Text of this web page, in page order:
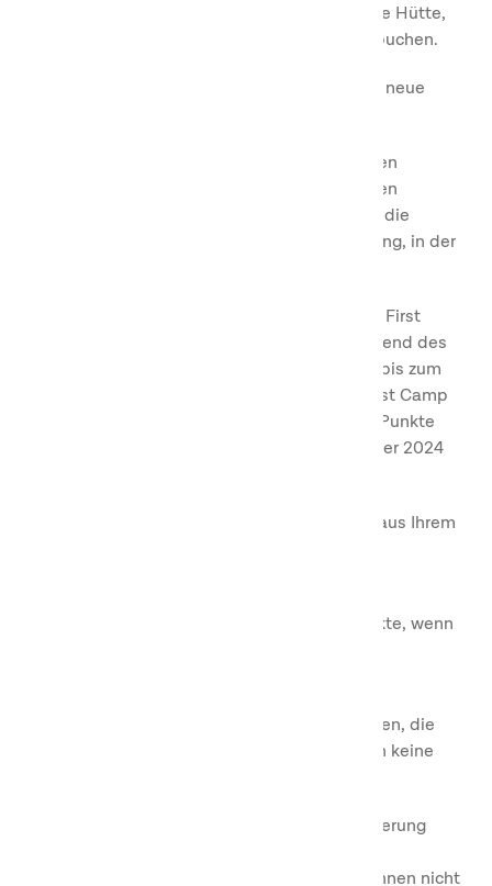
uns buchen, unabhängig davon, ob Sie eine Hütte,
Campingplatz, Hotel, Zelt oder Glamping buchen.
Mit den gesammelten Punkten können Sie neue
Sie sammeln und können Punkte an unseren
schwedischen, norwegischen und dänischen
Destinationen sammeln und einlösen, und die
Punkte werden unabhängig von der Währung, in der
Automatische Aufwertung zum Club-Level First
Camp Gold für jedes Jahr, in dem Sie während des
Jahres 500 Punkte verdienen. Sie bleiben bis zum
Ende des folgenden Jahres Mitglied im First Camp
Gold. Beispiel: Wenn Sie im Juli 2023 500 Punkte
verdienen, bleiben Sie bis zum 31. Dezember 2024
Die Punkte werden nach Ihrem Check-out aus Ihrem
punktebasiert (d.h. Sie erhalten keine Punkte, wenn
Gruppenbuchungen sowie Firmenbuchungen, die
nicht online vorgenommen wurden, werden keine
Im Falle einer Umbuchung und/oder Stornierung
zurückübertragen (abgelaufene Punkte können nicht